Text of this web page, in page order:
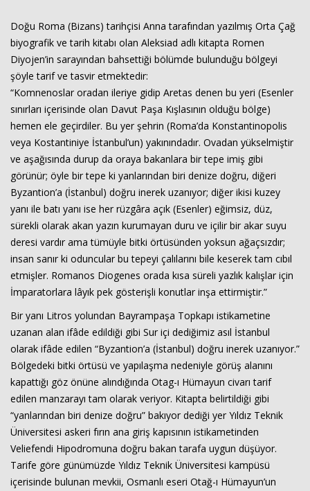
Doğu Roma (Bizans) tarihçisi Anna tarafından yazılmış Orta Çağ
biyografik ve tarih kitabı olan Aleksiad adlı kitapta Romen
Diyojen’in sarayından bahsettiği bölümde bulunduğu bölgeyi
şöyle tarif ve tasvir etmektedir:
“Komnenoslar oradan ileriye gidip Aretas denen bu yeri (Esenler
sınırları içerisinde olan Davut Paşa Kışlasının olduğu bölge)
hemen ele geçirdiler. Bu yer şehrin (Roma’da Konstantinopolis
veya Kostantiniye İstanbul’un) yakınındadır. Ovadan yükselmiştir
ve aşağısında durup da oraya bakanlara bir tepe imiş gibi
görünür; öyle bir tepe ki yanlarından biri denize doğru, diğeri
Byzantion’a (İstanbul) doğru inerek uzanıyor; diğer ikisi kuzey
yanı ile batı yanı ise her rüzgâra açık (Esenler) eğimsiz, düz,
sürekli olarak akan yazın kurumayan duru ve içilir bir akar suyu
deresi vardır ama tümüyle bitki örtüsünden yoksun ağaçsızdır;
insan sanır ki oduncular bu tepeyi çalılarını bile keserek tam cıbıl
etmişler. Romanos Diogenes orada kısa süreli yazlık kalışlar için
İmparatorlara lâyık pek gösterişli konutlar inşa ettirmiştir.”
Bir yanı Litros yolundan Bayrampaşa Topkapı istikametine
uzanan alan ifâde edildiği gibi Sur içi dediğimiz asıl İstanbul
olarak ifâde edilen “Byzantion’a (İstanbul) doğru inerek uzanıyor.”
Bölgedeki bitki örtüsü ve yapılaşma nedeniyle görüş alanını
kapattığı göz önüne alındığında Otag-ı Hümayun civarı tarif
edilen manzarayı tam olarak veriyor. Kitapta belirtildiği gibi
“yanlarından biri denize doğru” bakıyor dediği yer Yıldız Teknik
Üniversitesi askeri fırın ana giriş kapısının istikametinden
Veliefendi Hipodromuna doğru bakan tarafa uygun düşüyor.
Tarife göre günümüzde Yıldız Teknik Üniversitesi kampüsü
içerisinde bulunan mevkii, Osmanlı eseri Otağ-ı Hümayun’un